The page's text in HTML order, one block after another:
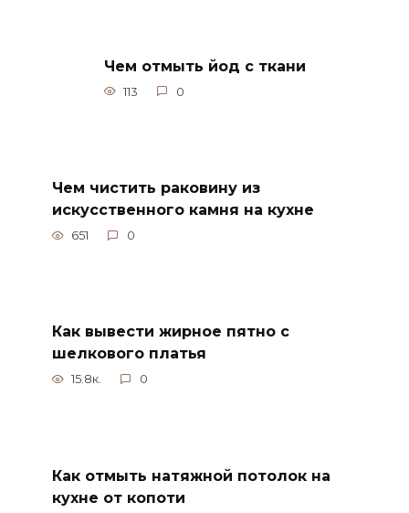
Чем отмыть йод с ткани
113 0
Чем чистить раковину из
искусственного камня на кухне
651 0
Как вывести жирное пятно с
шелкового платья
15.8к. 0
Как отмыть натяжной потолок на
кухне от копоти